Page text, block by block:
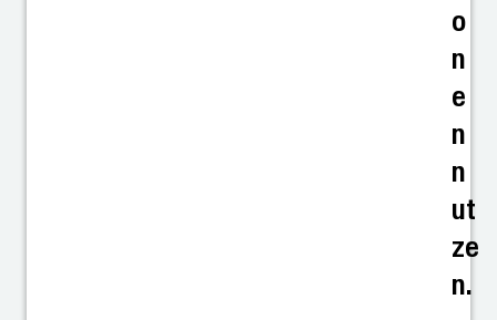
o
n
e
n
n
ut
ze
n.